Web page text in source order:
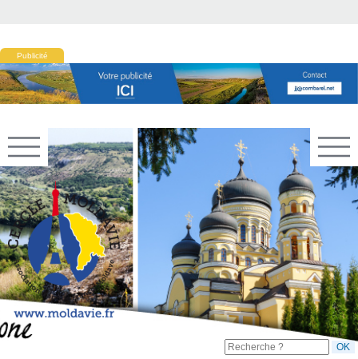
Publicité